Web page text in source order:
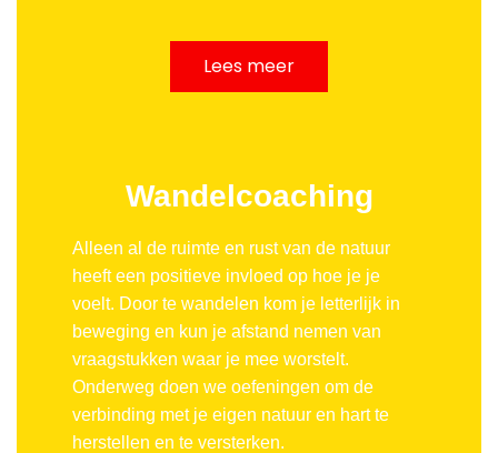
Lees meer
Wandelcoaching
Alleen al de ruimte en rust van de natuur
heeft een positieve invloed op hoe je je
voelt. Door te wandelen kom je letterlijk in
beweging en kun je afstand nemen van
vraagstukken waar je mee worstelt.
Onderweg doen we oefeningen om de
verbinding met je eigen natuur en hart te
herstellen en te versterken.